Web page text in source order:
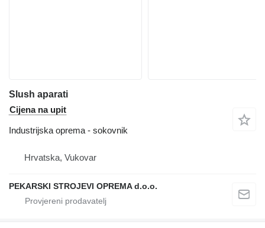
Slush aparati
Cijena na upit
Industrijska oprema - sokovnik
Hrvatska, Vukovar
PEKARSKI STROJEVI OPREMA d.o.o.